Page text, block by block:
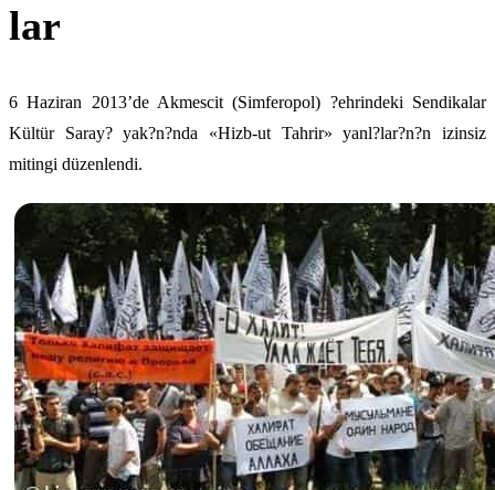
lar
6 Haziran 2013’de Akmescit (Simferopol) ?ehrindeki Sendikalar
Kültür Saray? yak?n?nda «Hizb-ut Tahrir» yanl?lar?n?n izinsiz
mitingi düzenlendi.